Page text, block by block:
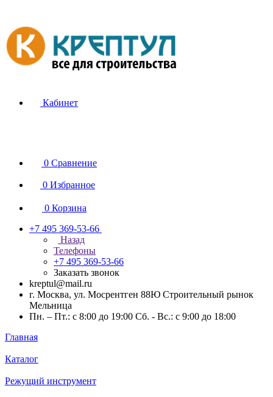
Кабинет
0 Сравнение
0 Избранное
0 Корзина
+7 495 369-53-66
Назад
Телефоны
+7 495 369-53-66
Заказать звонок
kreptul@mail.ru
г. Москва, ул. Мосрентген 88Ю Строительный рынок
Мельница
Пн. – Пт.: с 8:00 до 19:00 Сб. - Вс.: с 9:00 до 18:00
Главная
Каталог
Режущий инструмент